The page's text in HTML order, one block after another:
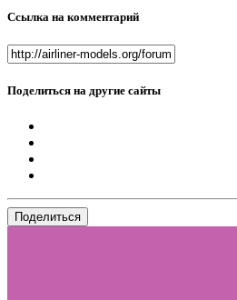
Ссылка на комментарий
Поделиться на другие сайты
Поделиться